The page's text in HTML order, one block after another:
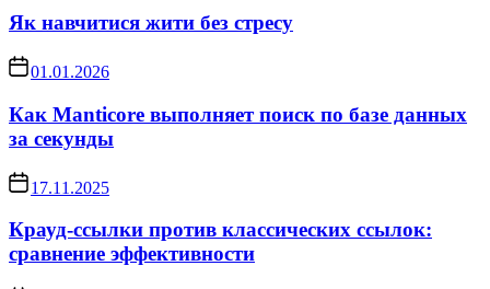
Як навчитися жити без стресу
01.01.2026
Как Manticore выполняет поиск по базе данных
за секунды
17.11.2025
Крауд-ссылки против классических ссылок:
сравнение эффективности